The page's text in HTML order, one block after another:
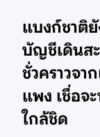
แบงก์ชาติยั
บัญชีเดินส
ชั่วคราวจา
แพง เชื่อจ
ใกล้ชิด